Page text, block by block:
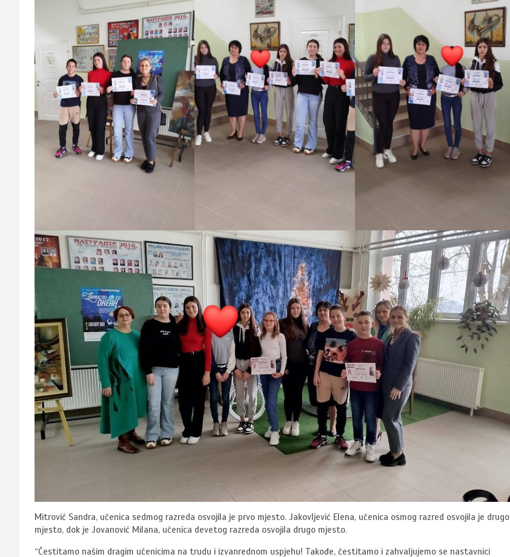
Mitrović Sandra, učenica sedmog razreda osvojila je prvo mjesto. Jakovljević Elena, učenica osmog razred osvojila je drugo
mjesto, dok je Jovanović Milana, učenica devetog razreda osvojila drugo mjesto.
“Čestitamo našim dragim učenicima na trudu i izvanrednom uspjehu! Takođe, čestitamo i zahvaljujemo se nastavnici